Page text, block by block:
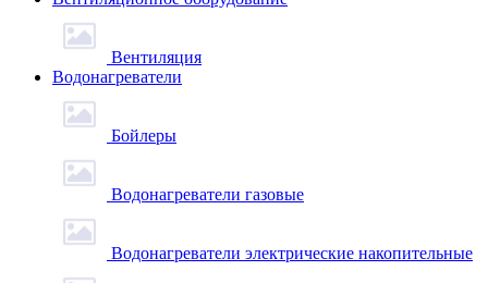
Вентиляция
Водонагреватели
Бойлеры
Водонагреватели газовые
Водонагреватели электрические накопительные